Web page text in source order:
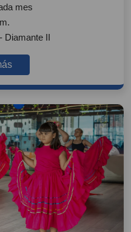
mes
Diamante II